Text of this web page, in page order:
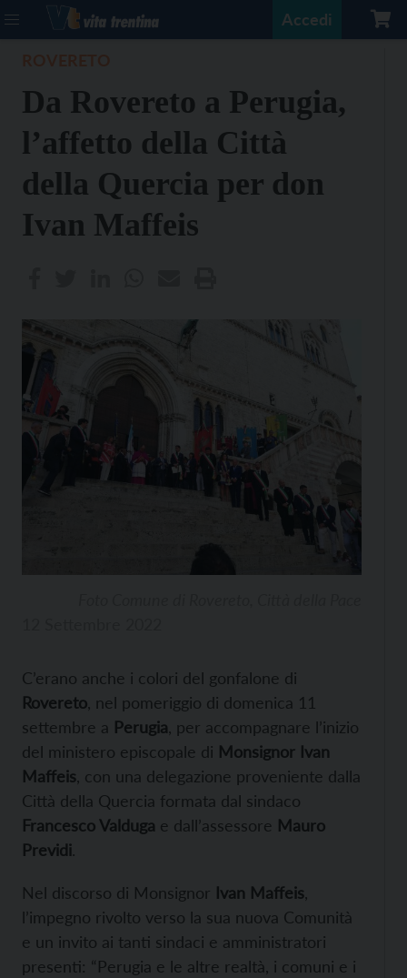
Accedi
Da Rovereto a Perugia,
l’affetto della Città
della Quercia per don
Ivan Maffeis
C’erano anche i colori del gonfalone di
Rovereto , nel pomeriggio di domenica 11
settembre a Perugia , per accompagnare l’inizio
del ministero episcopale di Monsignor Ivan
Maffeis , con una delegazione proveniente dalla
Città della Quercia formata dal sindaco
Francesco Valduga e dall’assessore Mauro
Previdi.
Nel discorso di Monsignor Ivan Maffeis
l’impegno rivolto verso la sua nuova Comunità
e un invito ai tanti sindaci e amministratori
presenti: “Perugia e le altre realtà, i comuni e i